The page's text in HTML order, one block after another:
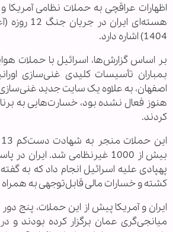
اظهارات عراقچی به حملات نظامی آمریکا
1404) اشاره دارد.
بر اساس گزارش‌ها، اسرائیل با حملات
بمباران تأسیسات کلیدی غنی‌سازی
اصفهان، به علاوه یک سایت جدید
هنوز فعال نشده بود، خسارت‌هایی به
کردند.
بیش از 1000 غیرنظامی شد.
کشته و خسارات مالی قابل‌توجهی به
ایران و آمریکا پیش از این حملات، پنج
میانجی‌گری عمان برگزار کرده بودند و